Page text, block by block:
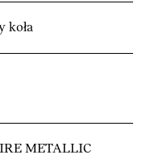
koła
METALLIC